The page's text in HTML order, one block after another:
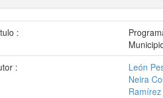
:
:
León
Neira